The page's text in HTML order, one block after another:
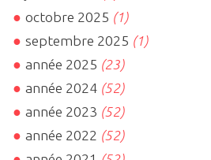
octobre 2025 (1)
septembre 2025 (1)
année 2025 (23)
année 2024 (52)
année 2023 (52)
année 2022 (52)